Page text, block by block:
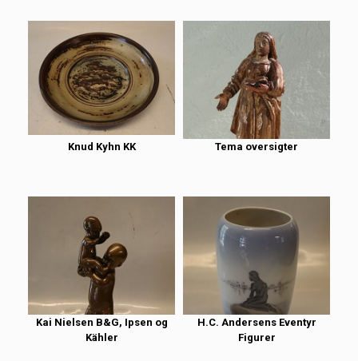
Knud Kyhn KK Tema oversigter
Kai Nielsen B&G, Ipsen og
Kähler
H.C. Andersens Eventyr
Figurer